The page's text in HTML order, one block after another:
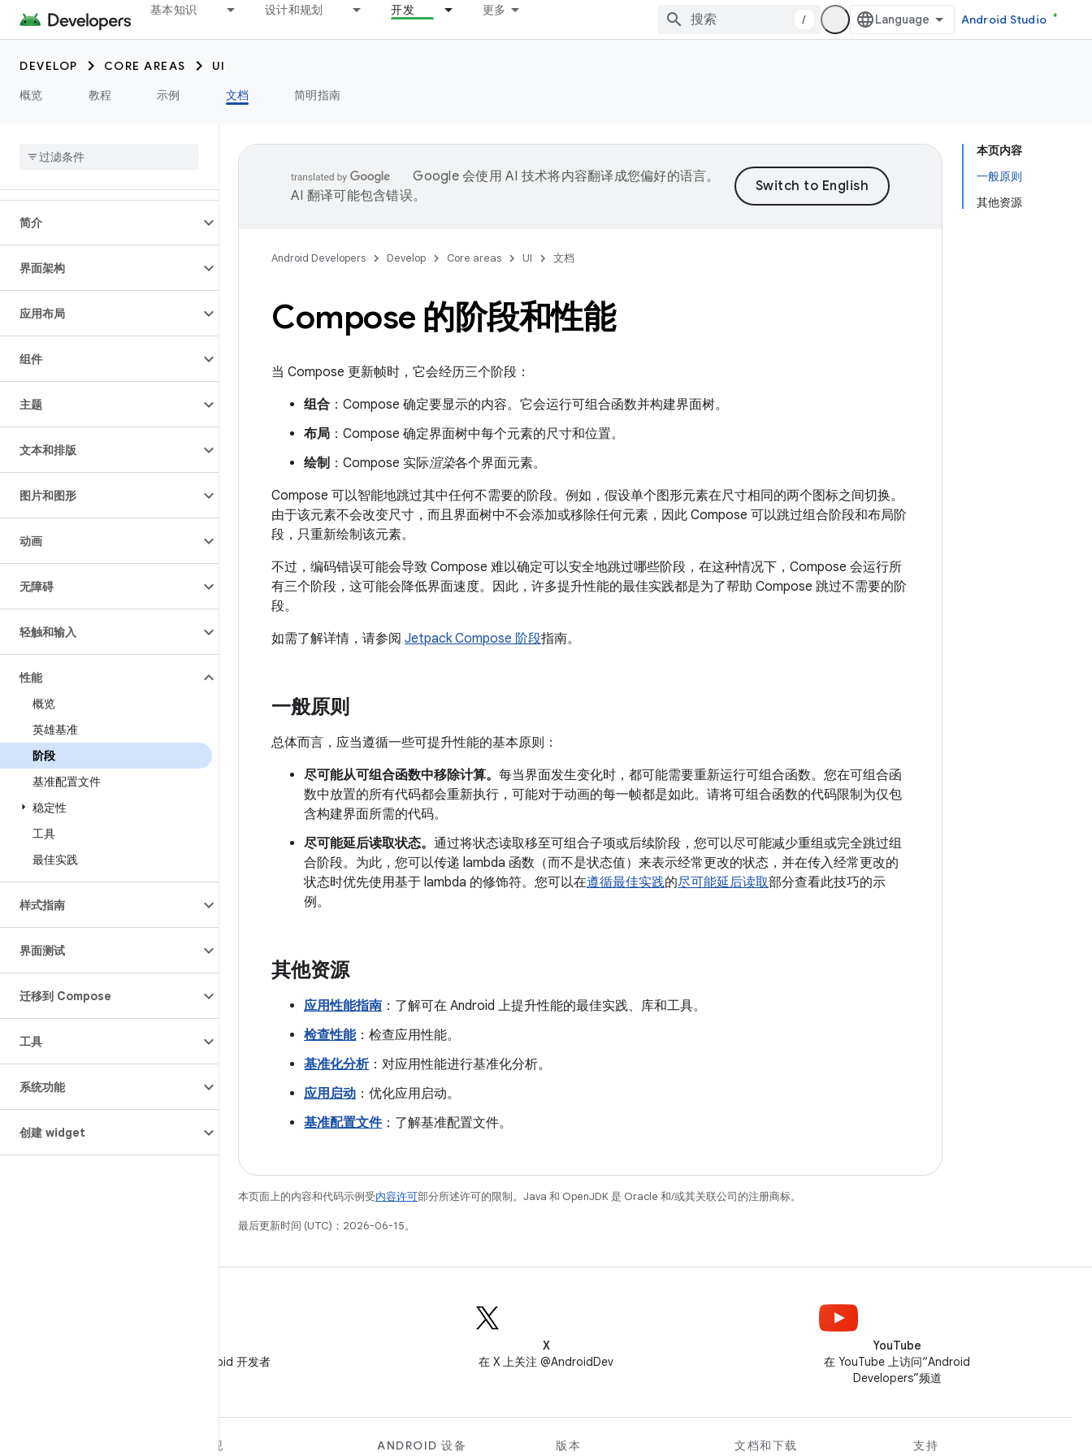
基本知识 设计和规划 开发 更多
/ Android Studio
DEVELOP CORE AREAS
UI
概览
教程 示例 文档 简明指南
简介
界面架构
应用布局
组件
主题
文本和排版
图片和图形
动画
无障碍
轻触和输入
性能
概览
英雄基准
阶段
基准配置文件
稳定性
工具
最佳实践
样式指南
界面测试
迁移到 Compose
工具
系统功能
创建 widget
本页内容
一般原则
其他资源
Google 会使用 AI 技术将内容翻译成您偏好的语言。
AI 翻译可能包含错误。
Android Developers Develop Core areas UI 文档
Compose 的阶段和性能
当 Compose 更新帧时，它会经历三个阶段：
组合 ：Compose 确定要显示的内容。它会运行可组合函数并构建界面树。
布局 ：Compose 确定界面树中每个元素的尺寸和位置。
绘制 ：Compose 实际渲染各个界面元素。
Compose 可以智能地跳过其中任何不需要的阶段。例如，假设单个图形元素在尺寸相同的两个图标之间切换。
由于该元素不会改变尺寸，而且界面树中不会添加或移除任何元素，因此 Compose 可以跳过组合阶段和布局阶
段，只重新绘制该元素。
不过，编码错误可能会导致 Compose 难以确定可以安全地跳过哪些阶段，在这种情况下，Compose 会运行所
有三个阶段，这可能会降低界面速度。因此，许多提升性能的最佳实践都是为了帮助 Compose 跳过不需要的阶
段。
如需了解详情，请参阅 Jetpack Compose 阶段指南。
一般原则
总体而言，应当遵循一些可提升性能的基本原则：
尽可能从可组合函数中移除计算。 每当界面发生变化时，都可能需要重新运行可组合函数。您在可组合函
数中放置的所有代码都会重新执行，可能对于动画的每一帧都是如此。请将可组合函数的代码限制为仅包
含构建界面所需的代码。
尽可能延后读取状态。 通过将状态读取移至可组合子项或后续阶段，您可以尽可能减少重组或完全跳过组
合阶段。为此，您可以传递 lambda 函数（而不是状态值）来表示经常更改的状态，并在传入经常更改的
状态时优先使用基于 lambda 的修饰符。您可以在遵循最佳实践的尽可能延后读取部分查看此技巧的示
例。
其他资源
应用性能指南 ：了解可在 Android 上提升性能的最佳实践、库和工具。
检查性能：检查应用性能。
基准化分析：对应用性能进行基准化分析。
应用启动 ：优化应用启动。
基准配置文件：了解基准配置文件。
本页面上的内容和代码示例受内容许可部分所述许可的限制。Java 和 OpenJDK 是 Oracle 和/或其关联公司的注册商标。
最后更新时间 (UTC)：2026-06-15。
在微信中关注 Android 开发者
X
在 X 上关注 @AndroidDev
YouTube
在 YouTube 上访问“Android
Developers”频道
发现 ANDROID 设备 版本 文档和下载 支持